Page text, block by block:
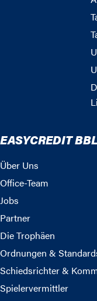
EASYCREDIT BBL
Über Uns
Office-Team
Jobs
Partner
Die Trophäen
Ordnungen &
Schiedsrichter &
Spielervermittler